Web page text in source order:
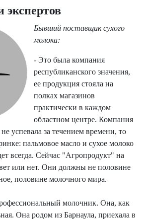
экспертов
Бывший поставщик сухого
молока:
- Это была компания
республиканского значения,
ее продукция стояла на
полках магазинов
практически в каждом
областном центре. Компания
успевала за течением времени, то
пальмовое масло и сухое молоко
всегда. Сейчас "Агропродукт" на
или нет. Они должны не половине
половине молочного мира.
молочник. Она, как
Она родом из Барнаула, приехала в